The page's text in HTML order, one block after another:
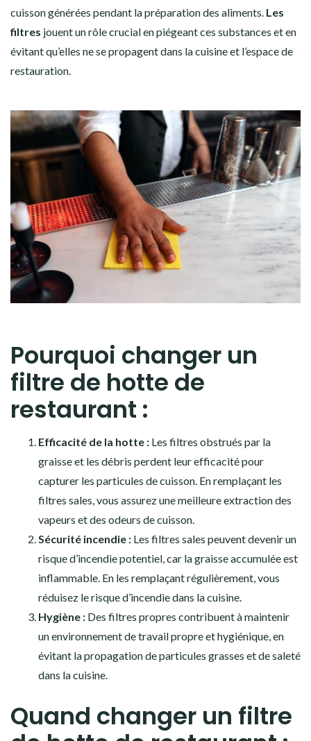
cuisson générées pendant la préparation des aliments. Les
filtres jouent un rôle crucial en piégeant ces substances et en
évitant qu’elles ne se propagent dans la cuisine et l’espace de
restauration.
Pourquoi changer un
filtre de hotte de
restaurant :
Efficacité de la hotte : Les filtres obstrués par la
graisse et les débris perdent leur efficacité pour
capturer les particules de cuisson. En remplaçant les
filtres sales, vous assurez une meilleure extraction des
vapeurs et des odeurs de cuisson.
Sécurité incendie : Les filtres sales peuvent devenir un
risque d’incendie potentiel, car la graisse accumulée est
inflammable. En les remplaçant régulièrement, vous
réduisez le risque d’incendie dans la cuisine.
Hygiène : Des filtres propres contribuent à maintenir
un environnement de travail propre et hygiénique, en
évitant la propagation de particules grasses et de saleté
dans la cuisine.
Quand changer un filtre